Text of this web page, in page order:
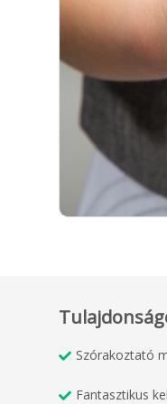
Szórakoztató
Fantasztikus